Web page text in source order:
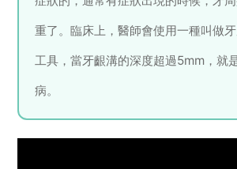
重了。臨床上，醫師會使用一種叫做
工具，當牙齦溝的深度超過5mm，就
病。